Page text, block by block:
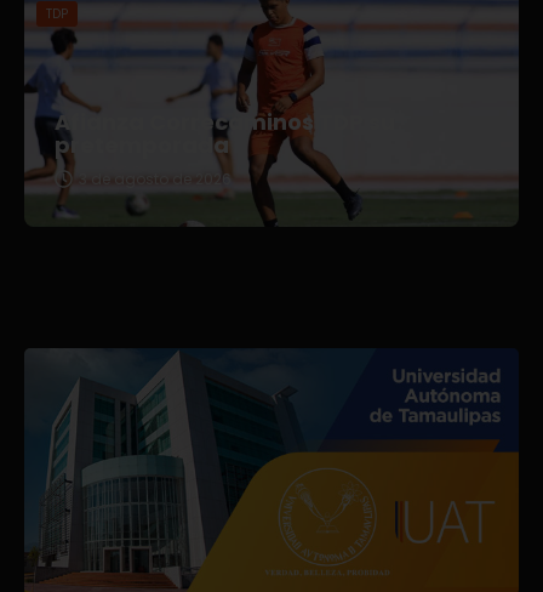
TDP
Afianza Correcaminos TDP su
pretemporada
3 de agosto de 2026